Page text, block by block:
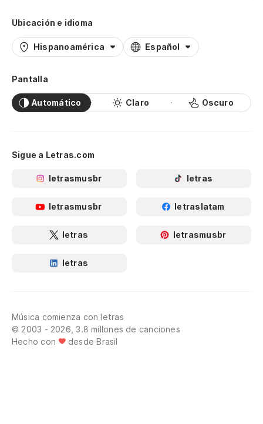
Ubicación e idioma
Hispanoamérica Español
Pantalla
Automático Claro Oscuro
Sigue a Letras.com
letrasmusbr letras
letrasmusbr letraslatam
letras letrasmusbr
letras
Música comienza con letras
© 2003 - 2026, 3.8 millones de canciones
Hecho con
desde Brasil